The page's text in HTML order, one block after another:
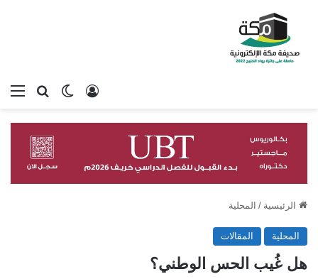
بحثالوضع
تسجيل الدخول
الرئيسية / المحلية
المحلية المقالات
هل غُيب الحس الوطني؟